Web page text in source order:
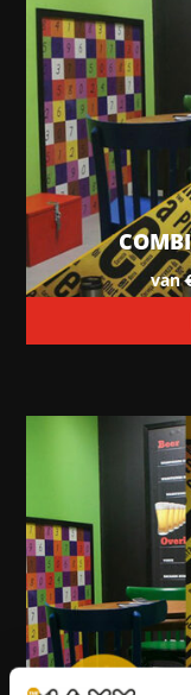
van